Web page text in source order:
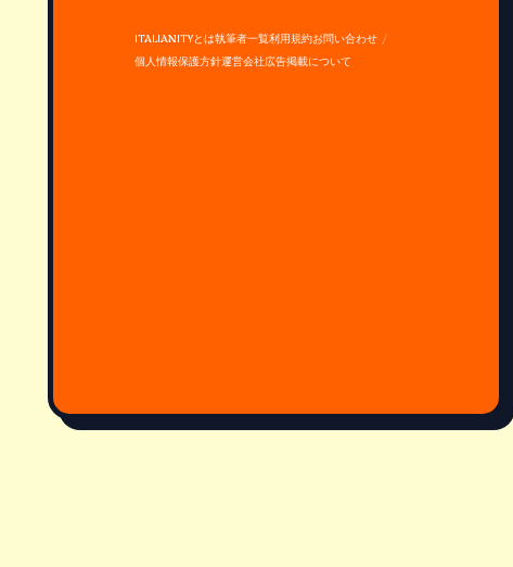
ITALIANITYとは執筆者一覧利用規約お問い合わせ
個人情報保護方針運営会社広告掲載について